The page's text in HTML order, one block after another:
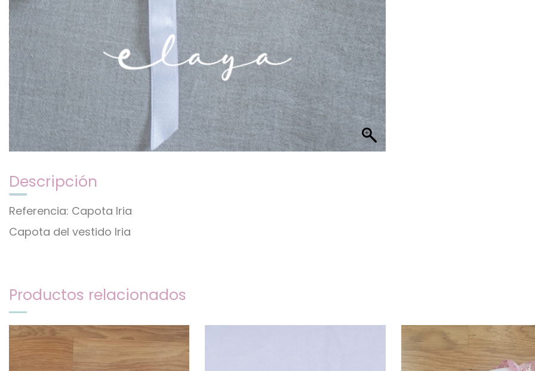
Descripción
Referencia: Capota Iria
Capota del vestido Iria
Productos relacionados